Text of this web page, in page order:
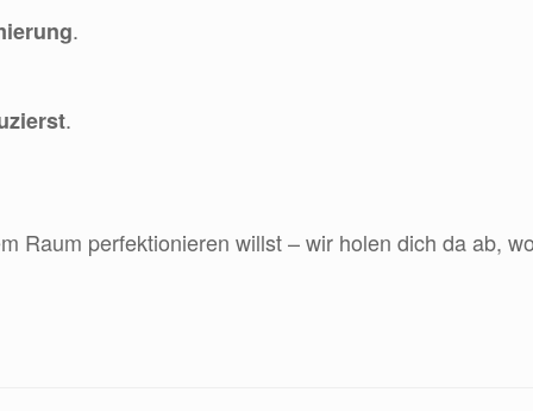
.
.
Raum perfektionieren willst – wir holen dich da ab,